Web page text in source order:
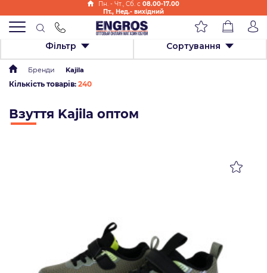
Пн. - Чт., Cб. с 08.00-17.00
Пт., Нед.- вихідний
Фільтр Сортування
Бренди Kajila
Кількість товарів: 240
Взуття Kajila оптом